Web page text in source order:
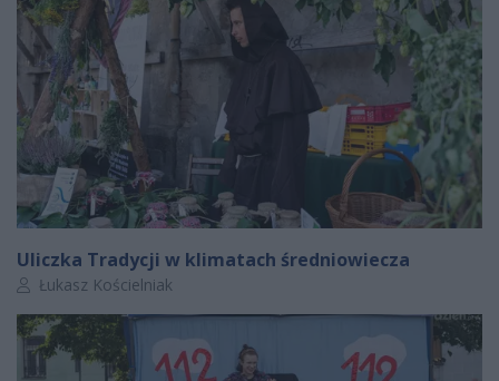
Uliczka Tradycji w klimatach średniowiecza
Autor artykułu:
Łukasz Kościelniak